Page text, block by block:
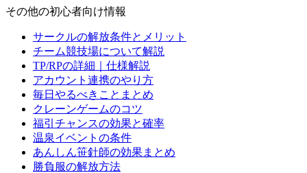
その他の初心者向け情報
サークルの解放条件とメリット
チーム競技場について解説
TP/RPの詳細｜仕様解説
アカウント連携のやり方
毎日やるべきことまとめ
クレーンゲームのコツ
福引チャンスの効果と確率
温泉イベントの条件
あんしん笹針師の効果まとめ
勝負服の解放方法